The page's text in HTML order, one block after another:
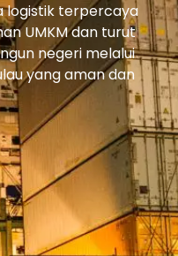
logistik terpercaya
UMKM dan turut
negeri melalui
yang aman dan